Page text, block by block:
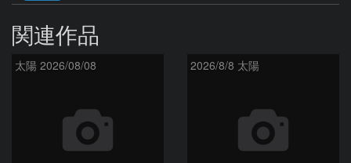
関連作品
太陽 2026/08/08 2026/8/8 太陽